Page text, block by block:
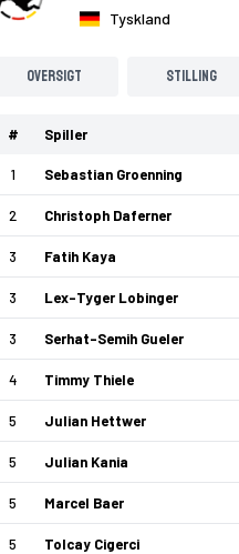
Tyskland
Oversigt Stilling
# Spiller
1 Sebastian Groenning
2 Christoph Daferner
3 Fatih Kaya
3 Lex-Tyger Lobinger
3 Serhat-Semih Gueler
4 Timmy Thiele
5 Julian Hettwer
5 Julian Kania
5 Marcel Baer
5 Tolcay Cigerci